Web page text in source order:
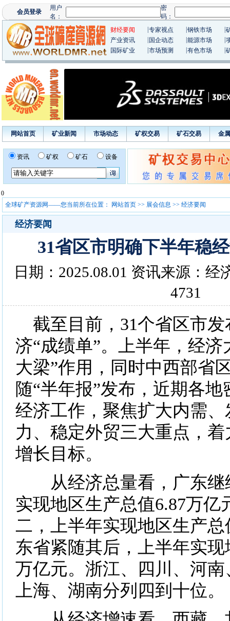
财经要闻 专家视点 钢铁市场
产业资讯
国企动态 能源市场
国际矿业
市场预测 有色市场
网站首页 矿业新闻 市场动态 矿权交易 矿石交易 金
资讯 矿权 矿石 设备
0
全球矿产资源网——您当前所在位置：
网站首页 >> 展会信息 >> 经济要闻
经济要闻
31省区市明确下半年稳
日期：2025.08.01 资讯来源：经
4731
截至目前，31个省区市发
济“成绩单”。上半年，经济
大梁”作用，同时中西部省
随“半年报”发布，近期各
经济工作，聚焦扩大内需
力、稳定外贸三大重点，
增长目标。
从经济总量看，广东继
实现地区生产总值6.87万亿
二，上半年实现地区生产
东省紧随其后，上半年实
万亿元。浙江、四川、河
上海、湖南分列四到十位。